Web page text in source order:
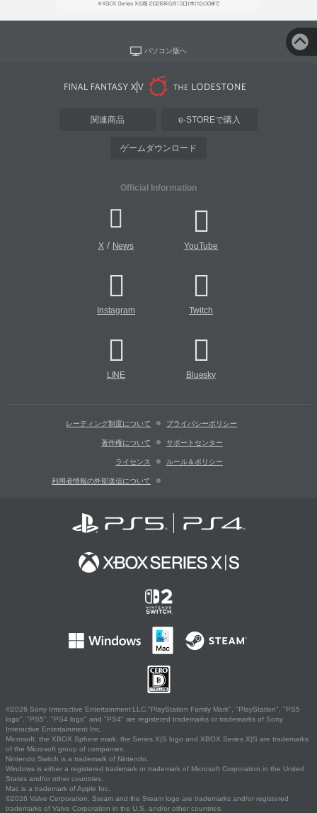
パソコン版へ
関連商品 e-STOREで購入
ゲームダウンロード
Official Information
X/ News YouTube
Instagram Twitch
LINE Bluesky
レーティング制度について プライバシーポリシー
著作権について サポートセンター
ライセンス ルール＆ポリシー
利用者情報の外部送信について
©2026 Sony Interactive Entertainment LLC."PlayStation Family Mark", "PlayStation", "PS5
logo", "PS5", "PS4 logo" and "PS4" are registered trademarks or trademarks of Sony
Interactive Entertainment Inc.
Microsoft, the XBOX Sphere mark, the Series X|S logo and XBOX Series X|S are trademarks
of the Microsoft group of companies.
Nintendo Switch is a trademark of Nintendo.
Windows is either a registered trademark or trademark of Microsoft Corporation in the United
States and/or other countries.
Mac is a trademark of Apple Inc.
©2026 Valve Corporation. Steam and the Steam logo are trademarks and/or registered
trademarks of Valve Corporation in the U.S. and/or other countries.